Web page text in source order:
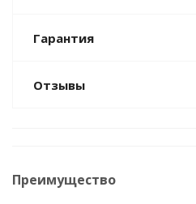
Гарантия
Отзывы
Преимущество